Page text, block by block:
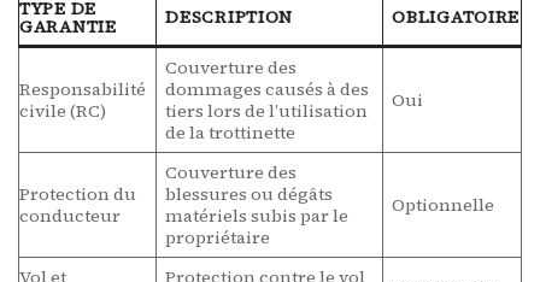
TYPE DE
GARANTIE DESCRIPTION OBLIGATOIRE
Responsabilité
civile (RC)
Couverture des
dommages causés à des
tiers lors de l’utilisation
de la trottinette
Oui
Protection du
conducteur
Couverture des
blessures ou dégâts
matériels subis par le
propriétaire
Optionnelle